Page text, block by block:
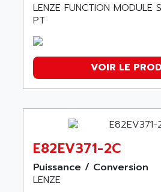
LENZE FUNCTION MODULE
PT
VOIR LE
E82EV371-2C
Puissance / Conversion
LENZE